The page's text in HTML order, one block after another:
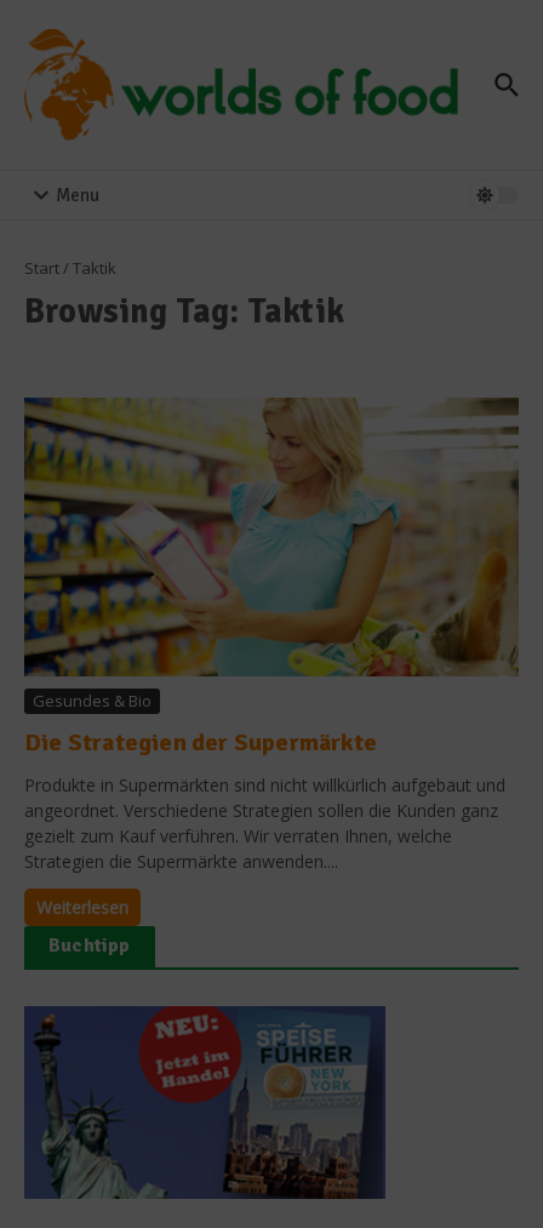
Menu
Start/ Taktik
Browsing Tag: Taktik
Gesundes & Bio
Die Strategien der Supermärkte
Produkte in Supermärkten sind nicht willkürlich aufgebaut und
angeordnet. Verschiedene Strategien sollen die Kunden ganz
gezielt zum Kauf verführen. Wir verraten Ihnen, welche
Strategien die Supermärkte anwenden....
Weiterlesen
Buchtipp